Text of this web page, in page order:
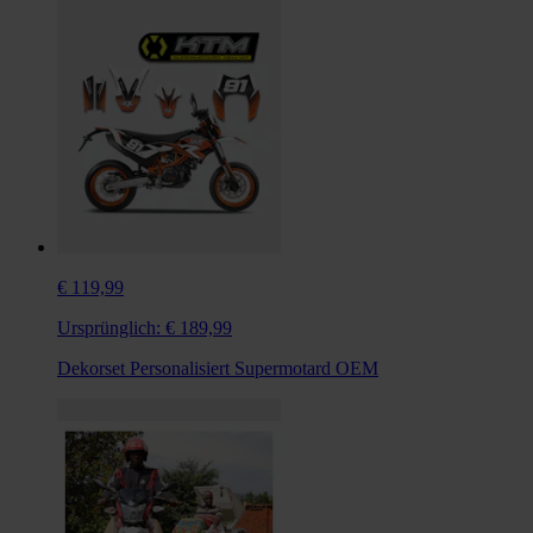
€ 119,99
Ursprünglich: € 189,99
Dekorset Personalisiert Supermotard OEM